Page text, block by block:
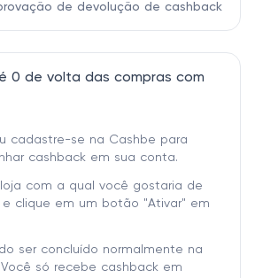
de devolução de cashback
0 de volta das compras com
cadastre-se na Cashbe para
cashback em sua conta.
loja com a qual você gostaria de
e clique em um botão "Ativar" em
ser concluído normalmente na
só recebe cashback em